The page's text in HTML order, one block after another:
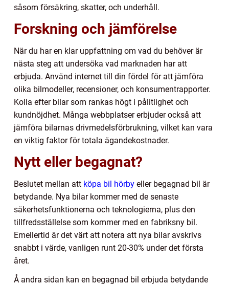
såsom försäkring, skatter, och underhåll.
Forskning och jämförelse
När du har en klar uppfattning om vad du behöver är
nästa steg att undersöka vad marknaden har att
erbjuda. Använd internet till din fördel för att jämföra
olika bilmodeller, recensioner, och konsumentrapporter.
Kolla efter bilar som rankas högt i pålitlighet och
kundnöjdhet. Många webbplatser erbjuder också att
jämföra bilarnas drivmedelsförbrukning, vilket kan vara
en viktig faktor för totala ägandekostnader.
Nytt eller begagnat?
Beslutet mellan att köpa bil hörby eller begagnad bil är
betydande. Nya bilar kommer med de senaste
säkerhetsfunktionerna och teknologierna, plus den
tillfredsställelse som kommer med en fabriksny bil.
Emellertid är det värt att notera att nya bilar avskrivs
snabbt i värde, vanligen runt 20-30% under det första
året.
Å andra sidan kan en begagnad bil erbjuda betydande